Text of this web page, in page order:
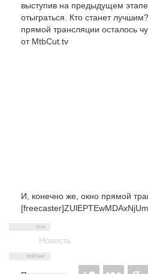
выступив на предыдущем
отыграться. Кто станет
прямой трансляции осталось
от MtbCut.tv
И, конечно же, окно прямой
Новость